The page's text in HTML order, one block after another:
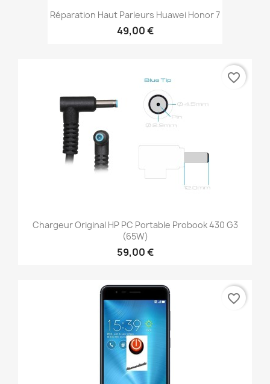
Réparation Haut Parleurs Huawei Honor 7
49,00 €
Chargeur Original HP PC Portable Probook 430 G3
(65W)
59,00 €
favorite_border
favorite_border